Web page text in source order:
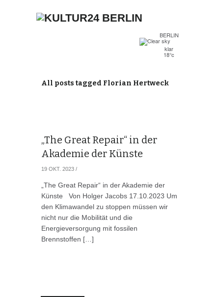
BERLIN
klar
18°c
All posts tagged Florian Hertweck
„The Great Repair“ in der
Akademie der Künste
19 OKT. 2023 /
„The Great Repair“ in der Akademie der
Künste Von Holger Jacobs 17.10.2023 Um
den Klimawandel zu stoppen müssen wir
nicht nur die Mobilität und die
Energieversorgung mit fossilen
Brennstoffen […]